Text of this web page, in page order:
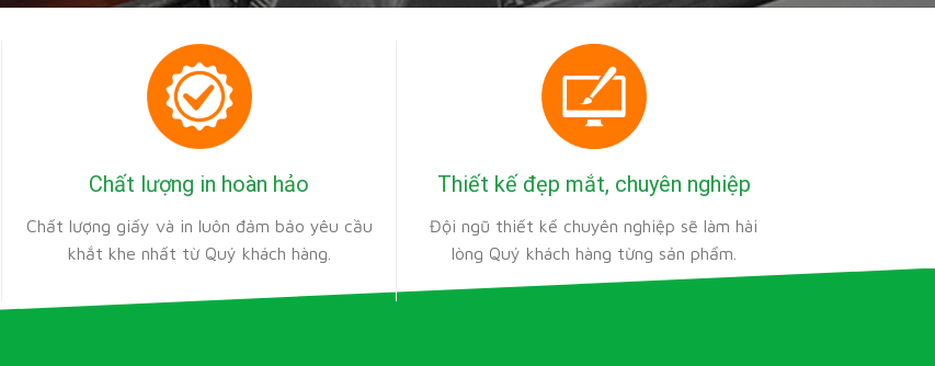
Chất lượng in hoàn hảo
Chất lượng giấy và in luôn đảm bảo yêu cầu
khắt khe nhất từ Quý khách hàng.
Thiết kế đẹp mắt, chuyên nghiệp
Đội ngũ thiết kế chuyên nghiệp sẽ làm hài
lòng Quý khách hàng từng sản phẩm.